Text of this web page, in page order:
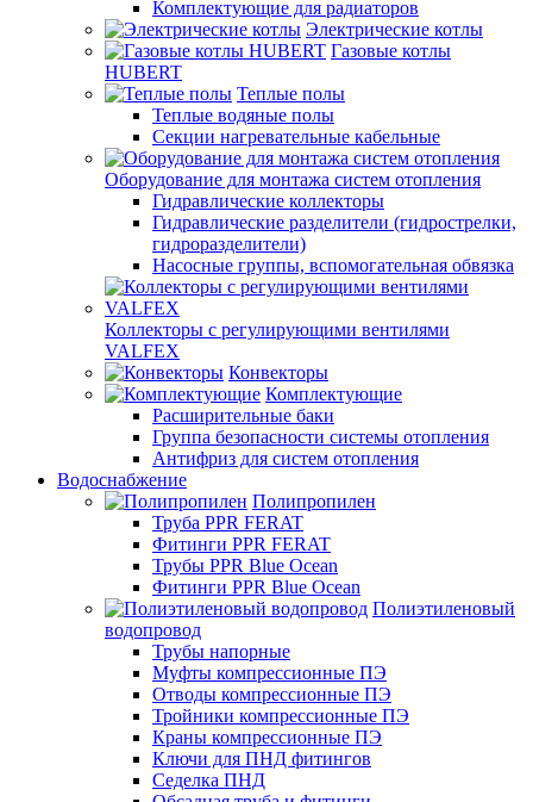
Комплектующие для радиаторов
Электрические котлы
Газовые котлы
HUBERT
Теплые полы
Теплые водяные полы
Секции нагревательные кабельные
Оборудование для монтажа систем отопления
Гидравлические коллекторы
Гидравлические разделители (гидрострелки,
гидроразделители)
Насосные группы, вспомогательная обвязка
Коллекторы с регулирующими вентилями
VALFEX
Конвекторы
Комплектующие
Расширительные баки
Группа безопасности системы отопления
Антифриз для систем отопления
Водоснабжение
Полипропилен
Труба PPR FERAT
Фитинги PPR FERAT
Трубы PPR Blue Ocean
Фитинги PPR Blue Ocean
Полиэтиленовый
водопровод
Трубы напорные
Муфты компрессионные ПЭ
Отводы компрессионные ПЭ
Тройники компрессионные ПЭ
Краны компрессионные ПЭ
Ключи для ПНД фитингов
Седелка ПНД